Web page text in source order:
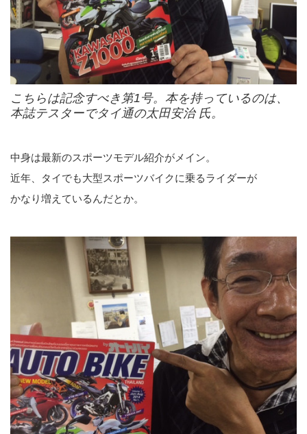
こちらは記念すべき第1号。本を持っているのは、
本誌テスターでタイ通の太田安治 氏。
中身は最新のスポーツモデル紹介がメイン。
近年、タイでも大型スポーツバイクに乗るライダーが
かなり増えているんだとか。